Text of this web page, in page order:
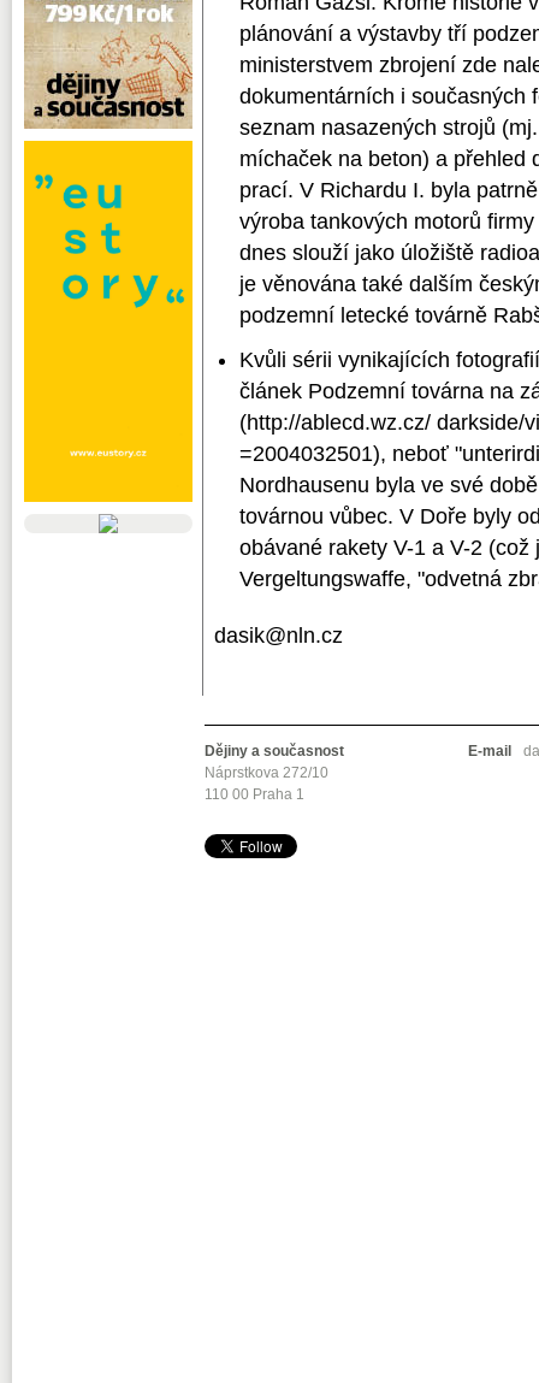
plánování a výstavby tří
ministerstvem zbrojení zde
dokumentárních i současných
seznam nasazených strojů
míchaček na beton) a přehled
prací. V Richardu I. byla
výroba tankových motorů
dnes slouží jako úložiště
je věnována také dalším
podzemní letecké továrně
Kvůli sérii vynikajících
článek Podzemní továrna na
(http://ablecd.wz.cz/ darkside/
=2004032501), neboť
Nordhausenu byla ve své
továrnou vůbec. V Doře byly
obávané rakety V-1 a V-2
Vergeltungswaffe, "odvetná
dasik@nln.cz
Dějiny a současnost
Náprstkova 272/10
110 00 Praha 1
E-mail